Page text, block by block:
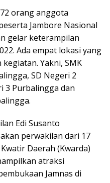
orang anggota
Jambore Nasional
gelar keterampilan
Ada empat lokasi yang
Yakni, SMK
SD Negeri 2
3 Purbalingga dan
Edi Susanto
perwakilan dari 17
Daerah (Kwarda)
atraksi
Jamnas di